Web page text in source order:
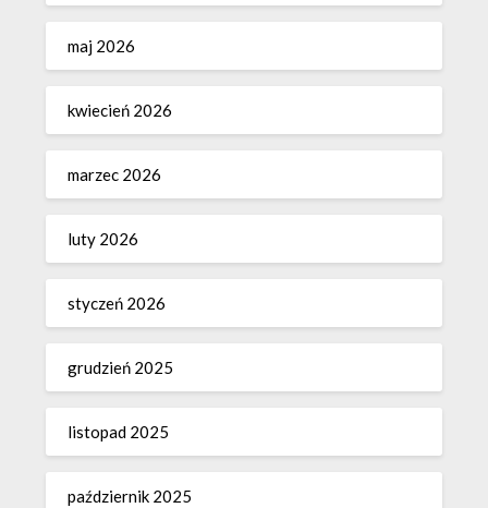
maj 2026
kwiecień 2026
marzec 2026
luty 2026
styczeń 2026
grudzień 2025
listopad 2025
październik 2025